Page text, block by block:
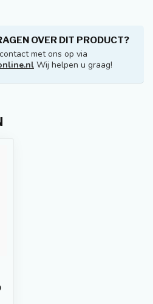
OVER DIT PRODUCT?
met ons op via
Wij helpen u graag!